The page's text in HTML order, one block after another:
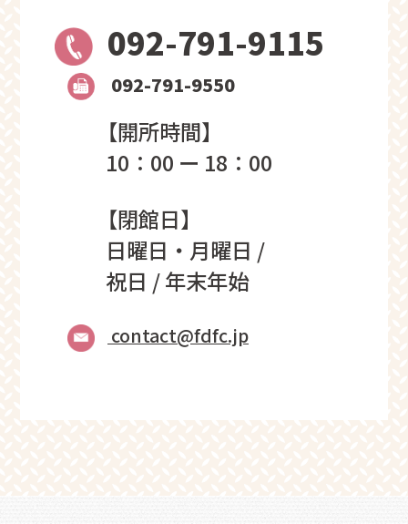
092-791-9115
092-791-9550
【開所時間】
10：00 ー 18：00
【閉館日】
日曜日・月曜日 /
祝日 / 年末年始
contact@fdfc.jp